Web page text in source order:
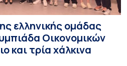
ελληνικής ομάδας
Οικονομικών
και τρία χάλκινα